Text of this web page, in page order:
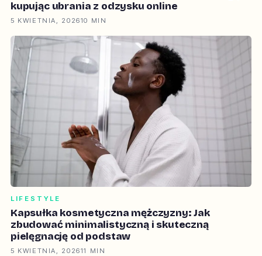
kupując ubrania z odzysku online
5 KWIETNIA, 202610 MIN
LIFESTYLE
Kapsułka kosmetyczna mężczyzny: Jak
zbudować minimalistyczną i skuteczną
pielęgnację od podstaw
5 KWIETNIA, 202611 MIN